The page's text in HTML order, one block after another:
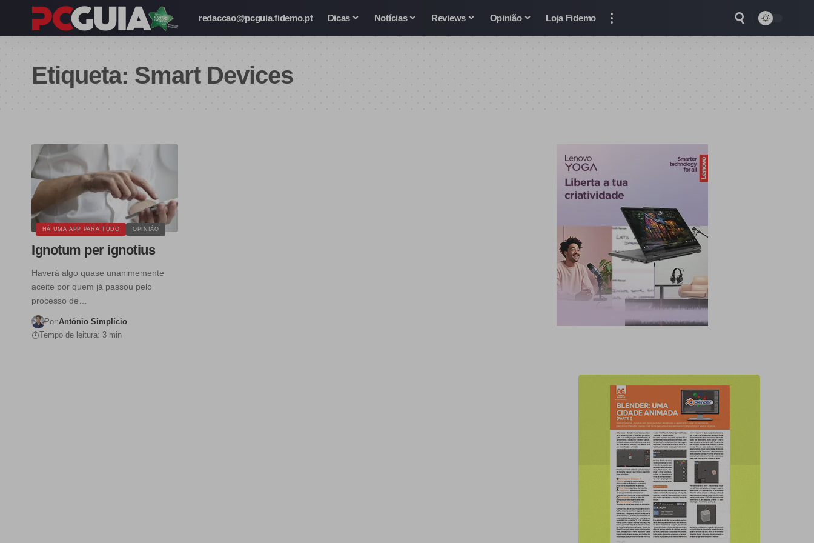
redaccao@pcguia.fidemo.pt Dicas Notícias Reviews Opinião Loja Fidemo
Etiqueta: Smart Devices
HÁ UMA APP PARA TUDO OPINIÃO
Ignotum per ignotius
Haverá algo quase unanimemente
aceite por quem já passou pelo
processo de…
Por:António Simplício
Tempo de leitura: 3 min